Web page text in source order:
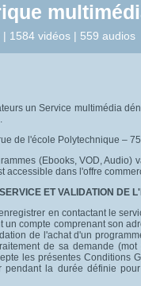
1584 vidéos | 559 audios
un Service multimédia
de l'école Polytechnique –
(Ebooks, VOD,
accessible dans l'offre
ET VALIDATION DE
en contactant le
un compte comprenant son
de l'achat d'un
de sa demande
les présentes Conditions
la durée définie